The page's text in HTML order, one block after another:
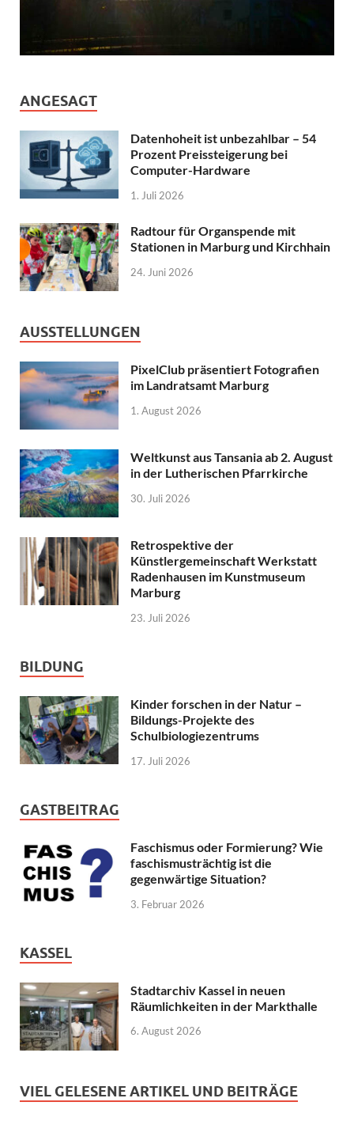
ANGESAGT
Datenhoheit ist unbezahlbar – 54
Prozent Preissteigerung bei
Computer-Hardware
1. Juli 2026
Radtour für Organspende mit
Stationen in Marburg und Kirchhain
24. Juni 2026
AUSSTELLUNGEN
PixelClub präsentiert Fotografien
im Landratsamt Marburg
1. August 2026
Weltkunst aus Tansania ab 2. August
in der Lutherischen Pfarrkirche
30. Juli 2026
Retrospektive der
Künstlergemeinschaft Werkstatt
Radenhausen im Kunstmuseum
Marburg
23. Juli 2026
BILDUNG
Kinder forschen in der Natur –
Bildungs-Projekte des
Schulbiologiezentrums
17. Juli 2026
GASTBEITRAG
Faschismus oder Formierung? Wie
faschismusträchtig ist die
gegenwärtige Situation?
3. Februar 2026
KASSEL
Stadtarchiv Kassel in neuen
Räumlichkeiten in der Markthalle
6. August 2026
VIEL GELESENE ARTIKEL UND BEITRÄGE